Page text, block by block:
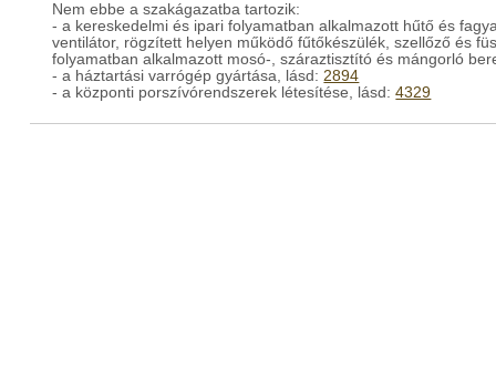
Nem ebbe a szakágazatba tartozik:
- a kereskedelmi és ipari folyamatban alkalmazott hűtő és
ventilátor, rögzített helyen működő fűtőkészülék, szellőző és
folyamatban alkalmazott mosó-, száraztisztító és mángorló
- a háztartási varrógép gyártása, lásd:2894
- a központi porszívórendszerek létesítése, lásd:4329